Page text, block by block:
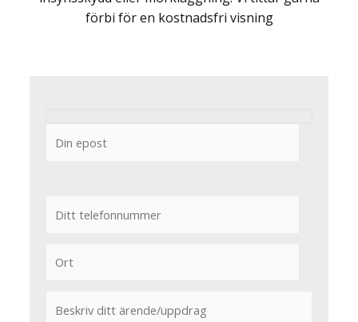
förbi för en kostnadsfri visning